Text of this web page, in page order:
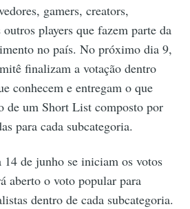
gamers, creators,
players que fazem parte da
no país. No próximo dia 9,
finalizam a votação dentro
conhecem e entregam o que
de um Short List composto por
para cada subcategoria.
14 de junho se iniciam os votos
aberto o voto popular para
dentro de cada subcategoria.